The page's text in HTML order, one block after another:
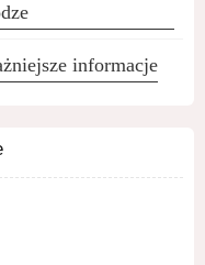
informacje